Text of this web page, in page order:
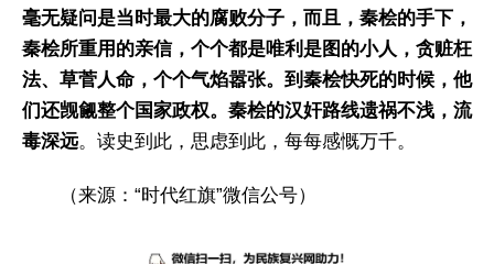
毫无疑问是当时最大的腐败分子，而且，秦桧的手下，
秦桧所重用的亲信，个个都是唯利是图的小人，贪赃枉
法、草菅人命，个个气焰嚣张。到秦桧快死的时候，他
们还觊觎整个国家政权。秦桧的汉奸路线遗祸不浅，流
毒深远。读史到此，思虑到此，每每感慨万千。
（来源：“时代红旗”微信公号）